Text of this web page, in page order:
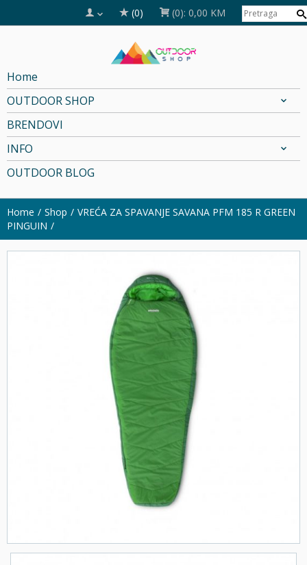
(0) (0): 0,00 KM
Home
OUTDOOR SHOP
BRENDOVI
INFO
OUTDOOR BLOG
Home Shop
VREĆA ZA SPAVANJE SAVANA PFM 185 R GREEN
PINGUIN